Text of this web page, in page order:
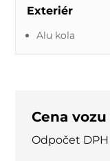
Exteriér
Alu kola
Cena vozu
Odpočet DPH